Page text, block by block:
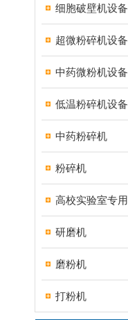
细胞破壁机设备
超微粉碎机设备
中药微粉机设备
低温粉碎机设备
中药粉碎机
粉碎机
研磨机
磨粉机
打粉机